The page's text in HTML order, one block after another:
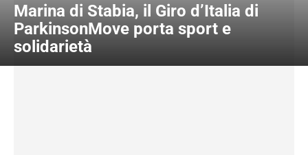
Marina di Stabia, il Giro d’Italia di
ParkinsonMove porta sport e
solidarietà